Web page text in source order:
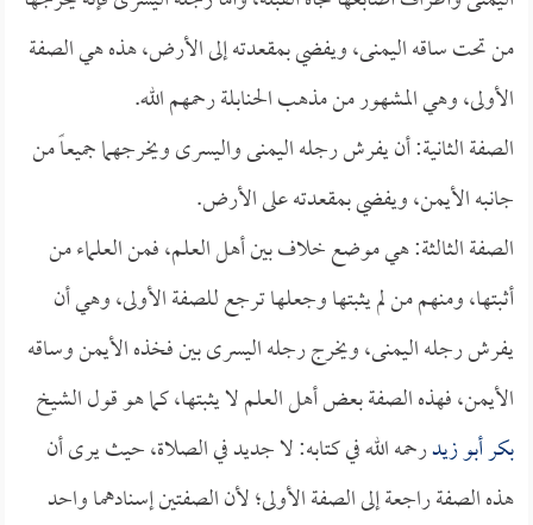
من تحت ساقه اليمنى، ويفضي بمقعدته إلى الأرض، هذه هي الصفة
الأولى، وهي المشهور من مذهب الحنابلة رحمهم الله.
الصفة الثانية: أن يفرش رجله اليمنى واليسرى ويخرجهما جميعاً من
جانبه الأيمن، ويفضي بمقعدته على الأرض.
الصفة الثالثة: هي موضع خلاف بين أهل العلم، فمن العلماء من
أثبتها، ومنهم من لم يثبتها وجعلها ترجع للصفة الأولى، وهي أن
يفرش رجله اليمنى، ويخرج رجله اليسرى بين فخذه الأيمن وساقه
الأيمن، فهذه الصفة بعض أهل العلم لا يثبتها، كما هو قول الشيخ
بكر أبو زيدرحمه الله في كتابه: لا جديد في الصلاة، حيث يرى أن
هذه الصفة راجعة إلى الصفة الأولى؛ لأن الصفتين إسنادهما واحد